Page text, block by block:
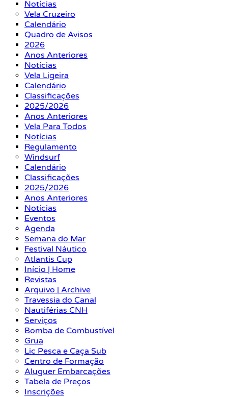
Notícias
Vela Cruzeiro
Calendário
Quadro de Avisos
2026
Anos Anteriores
Notícias
Vela Ligeira
Calendário
Classificações
2025/2026
Anos Anteriores
Vela Para Todos
Notícias
Regulamento
Windsurf
Calendário
Classificações
2025/2026
Anos Anteriores
Notícias
Eventos
Agenda
Semana do Mar
Festival Náutico
Atlantis Cup
Início | Home
Revistas
Arquivo | Archive
Travessia do Canal
Nautiférias CNH
Serviços
Bomba de Combustível
Grua
Lic Pesca e Caça Sub
Centro de Formação
Aluguer Embarcações
Tabela de Preços
Inscrições